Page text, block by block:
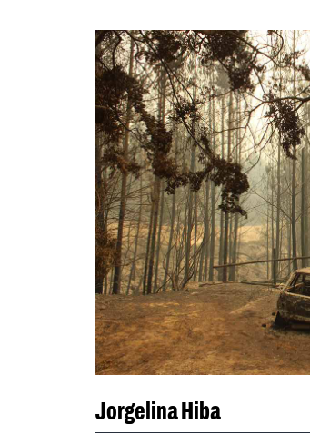
Jorgelina Hiba
Pompa. «La reforma
al siglo XIX»